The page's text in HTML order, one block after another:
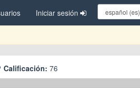
Iniciar sesión
desplegable
Calificación: 76